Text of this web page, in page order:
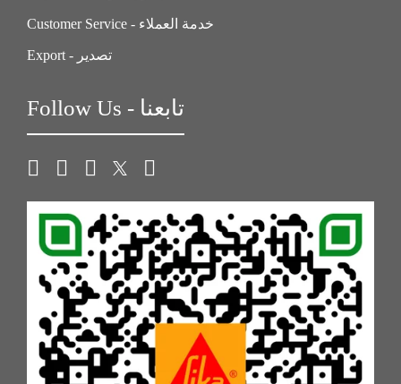
Customer Service - خدمة العملاء
Export - تصدير
Follow Us - تابعنا